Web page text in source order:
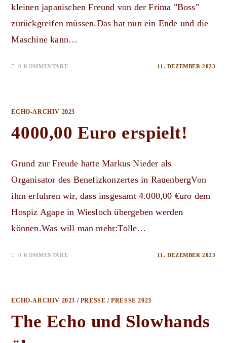
kleinen japanischen Freund von der Frima "Boss"
zurückgreifen müssen.Das hat nun ein Ende und die
Maschine kann…
0 KOMMENTARE 11. DEZEMBER 2023
ECHO-ARCHIV 2023
4000,00 Euro erspielt!
Grund zur Freude hatte Markus Nieder als
Organisator des Benefizkonzertes in RauenbergVon
ihm erfuhren wir, dass insgesamt 4.000,00 €uro dem
Hospiz Agape in Wiesloch übergeben werden
können.Was will man mehr:Tolle…
0 KOMMENTARE 11. DEZEMBER 2023
ECHO-ARCHIV 2023 / PRESSE /PRESSE 2023
The Echo und Slowhands